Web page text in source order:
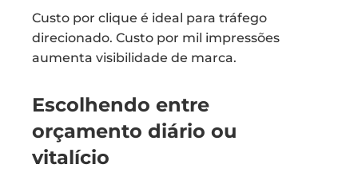
Custo por clique é ideal para tráfego
direcionado. Custo por mil impressões
aumenta visibilidade de marca.
Escolhendo entre
orçamento diário ou
vitalício